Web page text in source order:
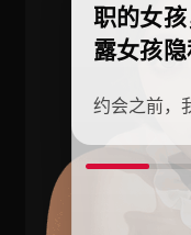
职的女
露女孩隐
约会之前，